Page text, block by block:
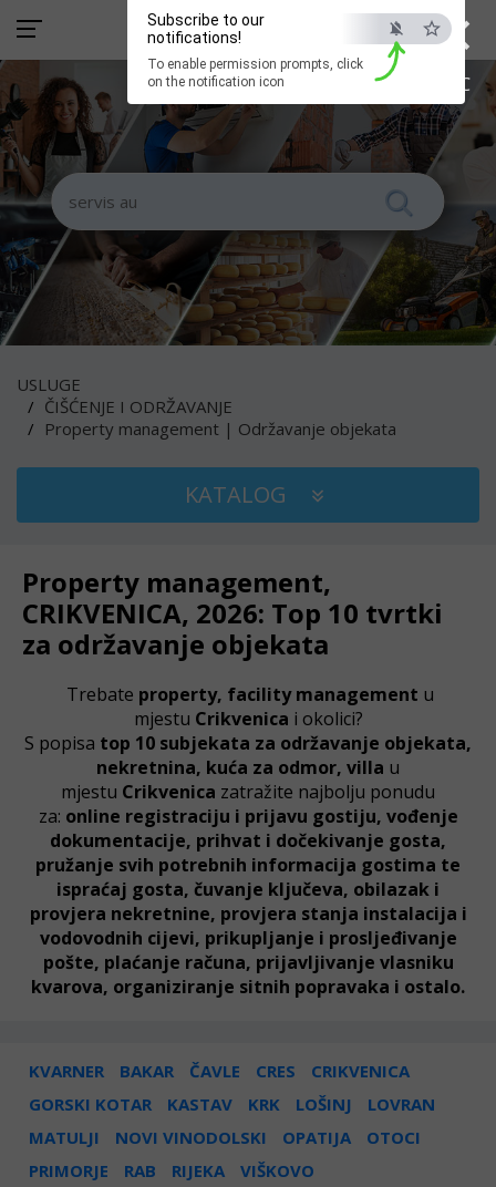
×
ESC
Subscribe to our
notifications!
To enable permission prompts, click
on the notification icon
USLUGE
ČIŠĆENJE I ODRŽAVANJE
Property management | Održavanje objekata
KATALOG
Property management,
CRIKVENICA, 2026: Top 10 tvrtki
za održavanje objekata
Trebate property, facility management u
mjestu Crikvenica i okolici?
S popisa top 10 subjekata za održavanje objekata,
nekretnina, kuća za odmor, villa u
mjestu Crikvenica zatražite najbolju ponudu
za: online registraciju i prijavu gostiju, vođenje
dokumentacije, prihvat i dočekivanje gosta,
pružanje svih potrebnih informacija gostima te
ispraćaj gosta, čuvanje ključeva, obilazak i
provjera nekretnine, provjera stanja instalacija i
vodovodnih cijevi, prikupljanje i prosljeđivanje
pošte, plaćanje računa, prijavljivanje vlasniku
kvarova, organiziranje sitnih popravaka i ostalo.
KVARNER BAKAR ČAVLE CRES
CRIKVENICA
GORSKI KOTAR
KASTAV KRK LOŠINJ
LOVRAN
MATULJI
NOVI VINODOLSKI OPATIJA
OTOCI
PRIMORJE
RAB RIJEKA VIŠKOVO